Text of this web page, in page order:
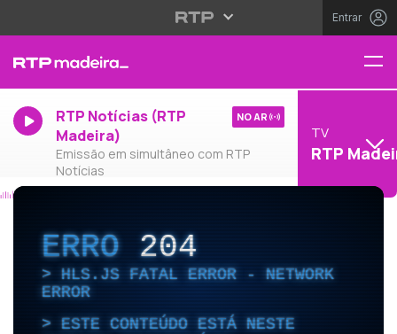
Entrar
RTP Notícias (RTP
Madeira)
Emissão em simultâneo com RTP
Notícias
NO AR
TV
RTP
ERRO204
HLS.JS FATAL ERROR - NETWORK
ERROR
ESTE CONTEÚDO ESTÁ NESTE